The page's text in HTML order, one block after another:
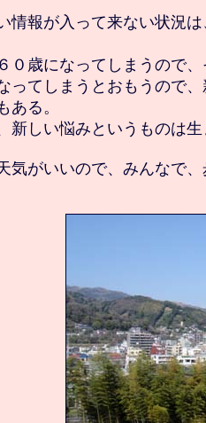
情報が入って来ない状況
０歳になってしまうので
ってしまうとおもうので
ある。
新しい悩みというものは